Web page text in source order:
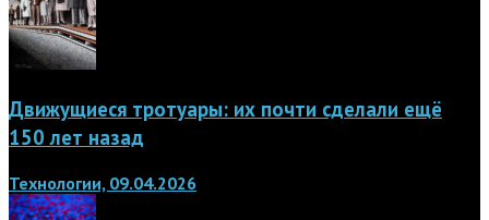
Движущиеся тротуары: их почти сделали ещё
150 лет назад
Технологии, 09.04.2026